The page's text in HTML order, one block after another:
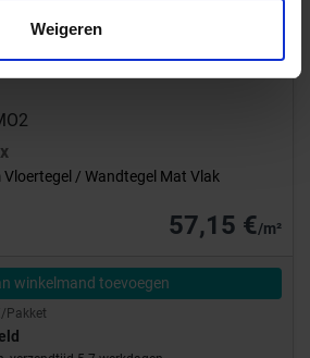
Weigeren
/ Wandtegel Mat Vlak
57,15 €/m²
winkelmand toevoegen
Pakket